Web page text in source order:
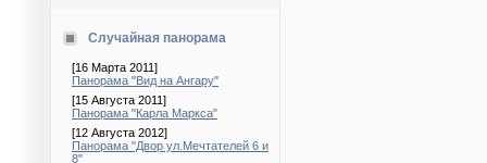
Случайная панорама
[16 Марта 2011]
Панорама "Вид на Ангару"
[15 Августа 2011]
Панорама "Карла Маркса"
[12 Августа 2012]
Панорама "Двор ул.Мечтателей 6 и
8"